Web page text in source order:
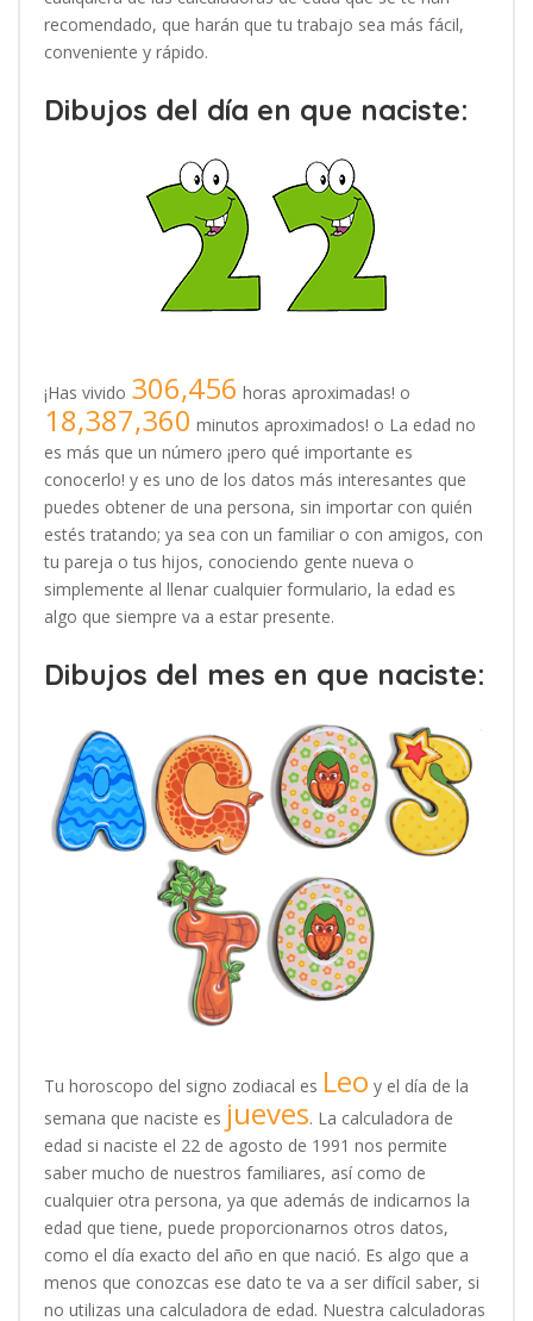
recomendado, que harán que tu trabajo sea más fácil,
conveniente y rápido.
Dibujos del día en que naciste:
¡Has vivido 306,456 horas aproximadas! o
18,387,360 minutos aproximados! o La edad no
es más que un número ¡pero qué importante es
conocerlo! y es uno de los datos más interesantes que
puedes obtener de una persona, sin importar con quién
estés tratando; ya sea con un familiar o con amigos, con
tu pareja o tus hijos, conociendo gente nueva o
simplemente al llenar cualquier formulario, la edad es
algo que siempre va a estar presente.
Dibujos del mes en que naciste:
Tu horoscopo del signo zodiacal es Leo y el día de la
semana que naciste es jueves. La calculadora de
edad si naciste el 22 de agosto de 1991 nos permite
saber mucho de nuestros familiares, así como de
cualquier otra persona, ya que además de indicarnos la
edad que tiene, puede proporcionarnos otros datos,
como el día exacto del año en que nació. Es algo que a
menos que conozcas ese dato te va a ser difícil saber, si
no utilizas una calculadora de edad. Nuestra calculadoras